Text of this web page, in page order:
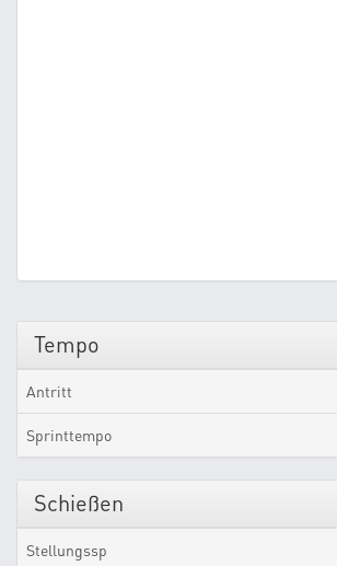
Tempo
Antritt
Sprinttempo
Schießen
Stellungssp